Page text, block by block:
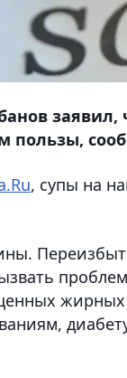
пользы,
, супы на
жирных